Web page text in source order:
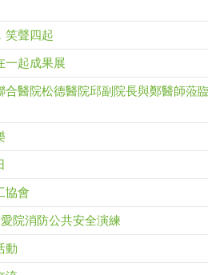
笑聲四起
一起成果展
合醫院松德醫院邱副院長與鄭醫師蒞
協會
院消防公共安全演練
動